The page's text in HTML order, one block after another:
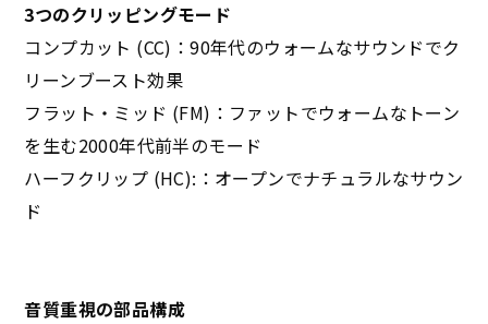
3つのクリッピングモード
コンプカット (CC)：90年代のウォームなサウンドでク
リーンブースト効果
フラット・ミッド (FM)：ファットでウォームなトーン
を生む2000年代前半のモード
ハーフクリップ (HC):：オープンでナチュラルなサウン
ド
音質重視の部品構成